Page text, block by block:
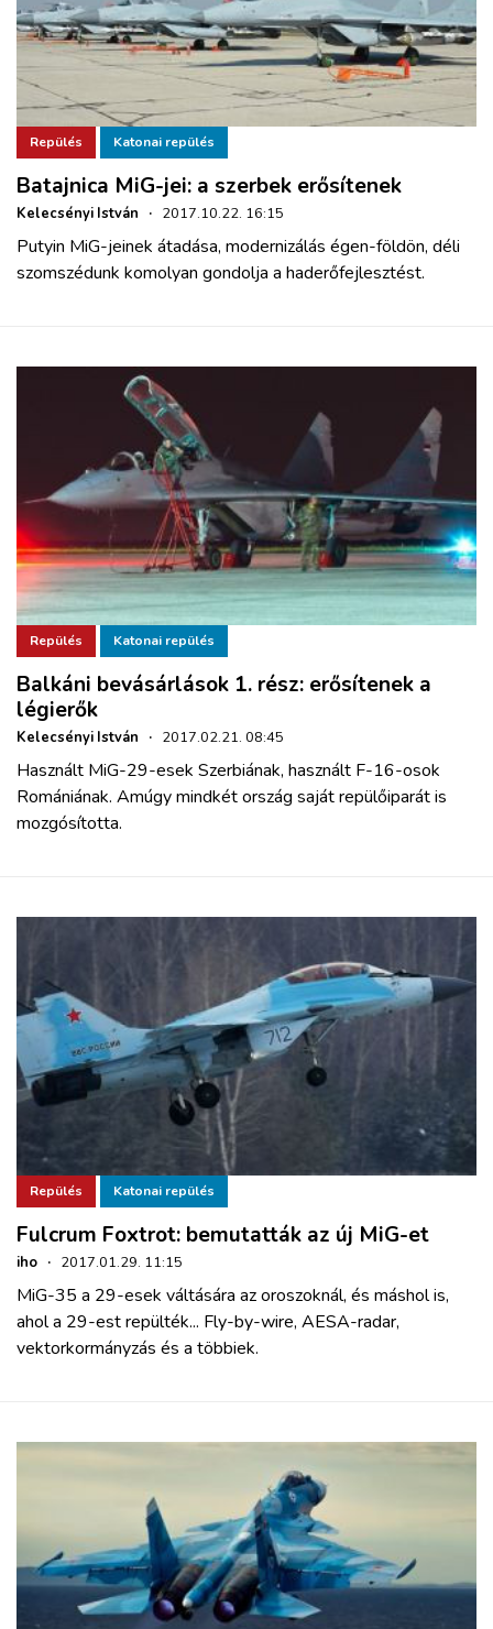
Repülés Katonai repülés
Batajnica MiG-jei: a szerbek erősítenek
Kelecsényi István · 2017.10.22. 16:15
Putyin MiG-jeinek átadása, modernizálás égen-földön, déli
szomszédunk komolyan gondolja a haderőfejlesztést.
Repülés Katonai repülés
Balkáni bevásárlások 1. rész: erősítenek a
légierők
Kelecsényi István · 2017.02.21. 08:45
Használt MiG-29-esek Szerbiának, használt F-16-osok
Romániának. Amúgy mindkét ország saját repülőiparát is
mozgósította.
Repülés Katonai repülés
Fulcrum Foxtrot: bemutatták az új MiG-et
iho · 2017.01.29. 11:15
MiG-35 a 29-esek váltására az oroszoknál, és máshol is,
ahol a 29-est repülték... Fly-by-wire, AESA-radar,
vektorkormányzás és a többiek.